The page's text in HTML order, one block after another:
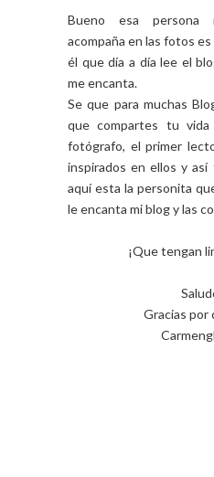
Bueno esa persona
acompaña en las fotos
él que día a día lee el
me encanta.
Se que para muchas
que compartes tu
fotógrafo, el primer
inspirados en ellos y así
aquí esta la personita
le encanta mi blog y las
¡Que tengan
Gracias por